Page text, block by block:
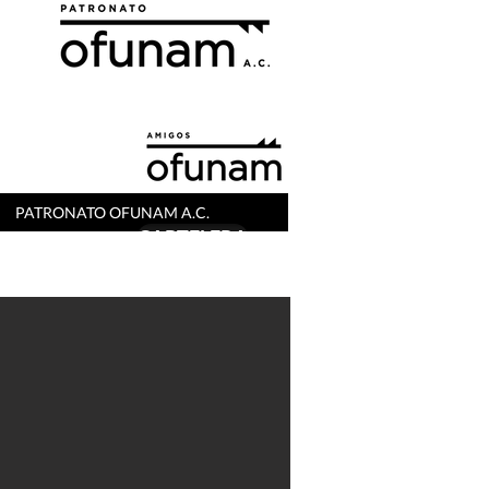
PATRONATO OFUNAM A.C.
R CARTELERA